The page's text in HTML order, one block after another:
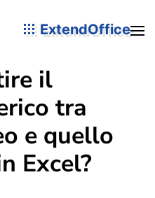
ExtendOffice
il
tra
e quello
Excel?